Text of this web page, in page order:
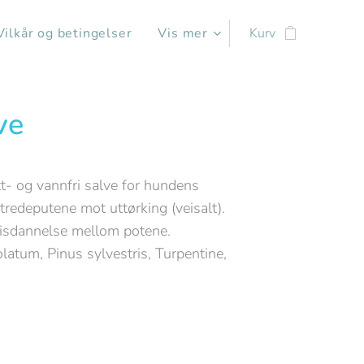
og betingelser Vis mer Kurv
og vannfri salve for hundens
mot uttørking (veisalt).
mellom potene.
Pinus sylvestris, Turpentine,